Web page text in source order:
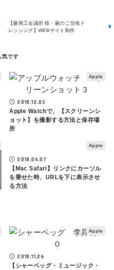
【蕨商工会議所 様・蕨のご当地ド
レッシング】WEBサイト制作
Apple
2018.12.03
Apple Watchで、【スクリーンシ
ョット】を撮影する方法と保存場
所
Apple
2018.06.07
【Mac Safari】リンクにカーソル
を乗せた時、URLを下に表示させ
る方法
Apple
2018.11.26
【シャーペッグ・ミュージック・